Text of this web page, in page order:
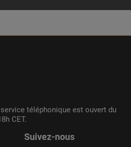
téléphonique est ouvert du
CET.
Suivez-nous